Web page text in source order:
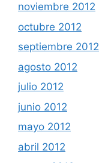
noviembre 2012
octubre 2012
septiembre 2012
agosto 2012
julio 2012
junio 2012
mayo 2012
abril 2012